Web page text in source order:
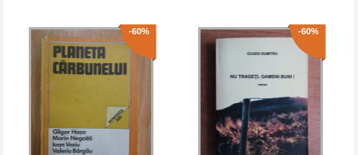
-60% -60%